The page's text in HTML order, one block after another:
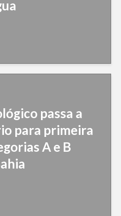
passa a
para primeira
A e B